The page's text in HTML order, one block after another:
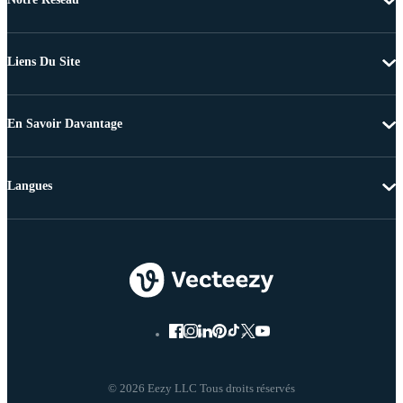
Liens Du Site
En Savoir Davantage
© 2026 Eezy LLC Tous droits réservés
Langues